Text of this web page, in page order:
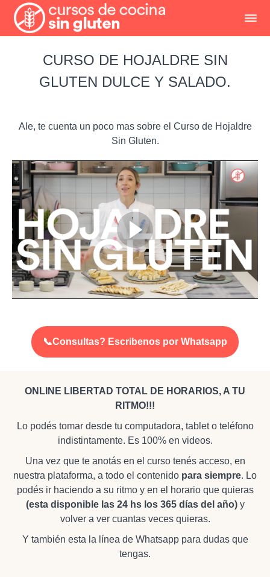
CURSO DE HOJALDRE SIN
GLUTEN DULCE Y SALADO.
Ale, te cuenta un poco mas sobre el Curso de Hojaldre
Sin Gluten.
📞Consultas? Escribenos por Whatsapp
ONLINE LIBERTAD TOTAL DE HORARIOS, A TU
RITMO!!!
Lo podés tomar desde tu computadora, tablet o teléfono
indistintamente. Es 100% en videos.
Una vez que te anotás en el curso tenés acceso, en
nuestra plataforma, a todo el contenido para siempre. Lo
podés ir haciendo a su ritmo y en el horario que quieras
(esta disponible las 24 hs los 365 días del año)y
volver a ver cuantas veces quieras.
Y también esta la línea de Whatsapp para dudas que
tengas.